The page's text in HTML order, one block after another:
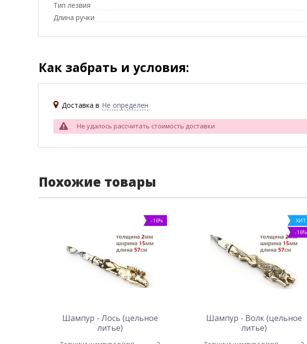
Тип лезвия
Длина ручки
Как забрать и условия:
Доставка в Не определен
Не удалось рассчитать стоимость доставки
Похожие товары
-16%
Шампур - Лось (цельное
литье)
ХИТ
-16%
Шампур - Волк (цельное
литье)